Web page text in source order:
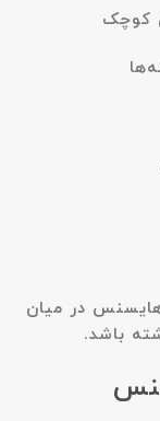
کوچک
ویژگی‌ها باعث شده کولر گازی ۱۲۰۰۰ هایسنس در میان
باشد.